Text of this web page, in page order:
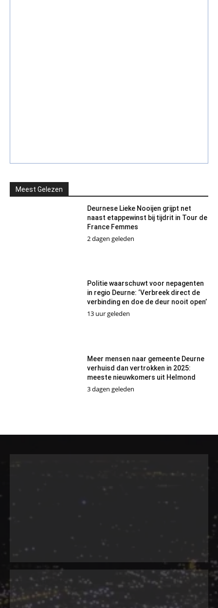
Meest Gelezen
Deurnese Lieke Nooijen grijpt net
naast etappewinst bij tijdrit in Tour de
France Femmes
2 dagen geleden
Politie waarschuwt voor nepagenten
in regio Deurne: ‘Verbreek direct de
verbinding en doe de deur nooit open’
13 uur geleden
Meer mensen naar gemeente Deurne
verhuisd dan vertrokken in 2025:
meeste nieuwkomers uit Helmond
3 dagen geleden